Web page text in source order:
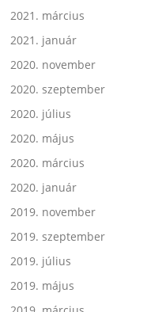
2021. március
2021. január
2020. november
2020. szeptember
2020. július
2020. május
2020. március
2020. január
2019. november
2019. szeptember
2019. július
2019. május